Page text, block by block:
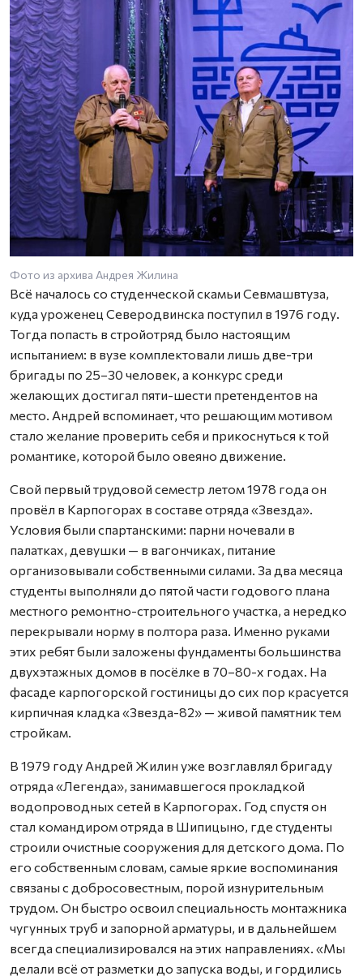
Фото из архива Андрея Жилина
Всё началось со студенческой скамьи Севмашвтуза,
куда уроженец Северодвинска поступил в 1976 году.
Тогда попасть в стройотряд было настоящим
испытанием: в вузе комплектовали лишь две-три
бригады по 25–30 человек, а конкурс среди
желающих достигал пяти-шести претендентов на
место. Андрей вспоминает, что решающим мотивом
стало желание проверить себя и прикоснуться к той
романтике, которой было овеяно движение.
Свой первый трудовой семестр летом 1978 года он
провёл в Карпогорах в составе отряда «Звезда».
Условия были спартанскими: парни ночевали в
палатках, девушки — в вагончиках, питание
организовывали собственными силами. За два месяца
студенты выполняли до пятой части годового плана
местного ремонтно-строительного участка, а нередко
перекрывали норму в полтора раза. Именно руками
этих ребят были заложены фундаменты большинства
двухэтажных домов в посёлке в 70–80-х годах. На
фасаде карпогорской гостиницы до сих пор красуется
кирпичная кладка «Звезда-82» — живой памятник тем
стройкам.
В 1979 году Андрей Жилин уже возглавлял бригаду
отряда «Легенда», занимавшегося прокладкой
водопроводных сетей в Карпогорах. Год спустя он
стал командиром отряда в Шипицыно, где студенты
строили очистные сооружения для детского дома. По
его собственным словам, самые яркие воспоминания
связаны с добросовестным, порой изнурительным
трудом. Он быстро освоил специальность монтажника
чугунных труб и запорной арматуры, и в дальнейшем
всегда специализировался на этих направлениях. «Мы
делали всё от разметки до запуска воды, и гордились